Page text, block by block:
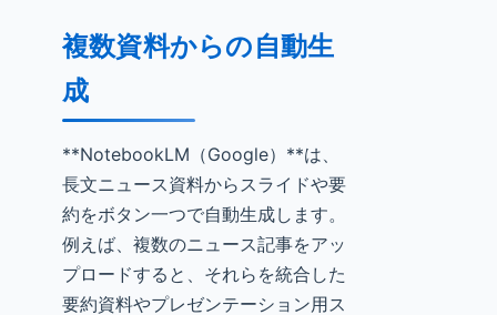
複数資料からの自動生
成
**NotebookLM（Google）**は、
長文ニュース資料からスライドや要
約をボタン一つで自動生成します。
例えば、複数のニュース記事をアッ
プロードすると、それらを統合した
要約資料やプレゼンテーション用ス